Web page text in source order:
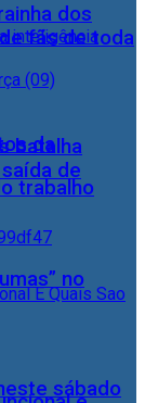
da
trabalho
dos
fãs de toda
batalha
de
no
sábado